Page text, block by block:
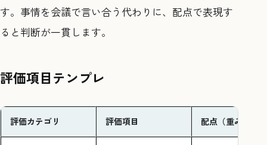
す。事情を会議で言い合う代わりに、配点で表現す
ると判断が一貫します。
評価項目テンプレ
評価カテゴリ 評価項目 配点（重み）